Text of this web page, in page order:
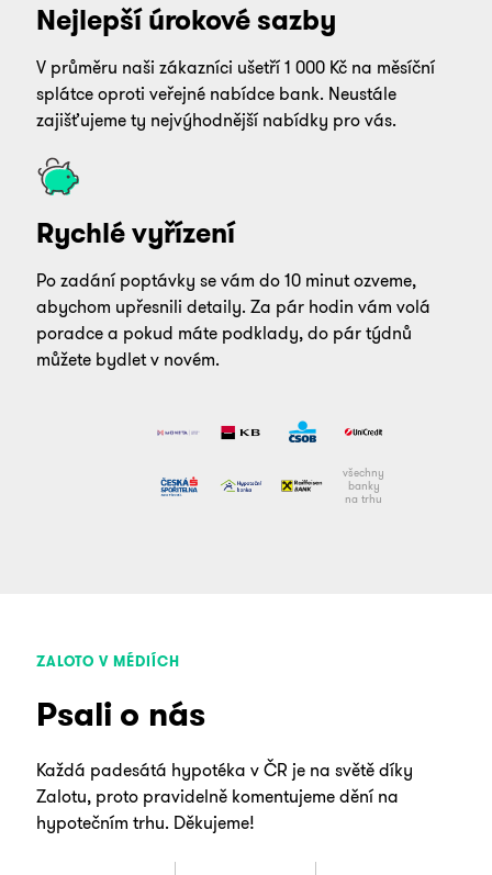
Nejlepší úrokové sazby
V průměru naši zákazníci ušetří 1 000 Kč na měsíční
splátce oproti veřejné nabídce bank. Neustále
zajišťujeme ty nejvýhodnější nabídky pro vás.
Rychlé vyřízení
Po zadání poptávky se vám do 10 minut ozveme,
abychom upřesnili detaily. Za pár hodin vám volá
poradce a pokud máte podklady, do pár týdnů
můžete bydlet v novém.
všechny
banky
na trhu
ZALOTO V MÉDIÍCH
Psali o nás
Každá padesátá hypotéka v ČR je na světě díky
Zalotu, proto pravidelně komentujeme dění na
hypotečním trhu. Děkujeme!